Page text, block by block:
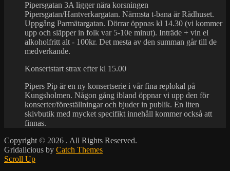
Pipersgatan 3A ligger nära korsningen
Pipersgatan/Hantverkargatan. Närmsta t-bana är Rådhuset.
Uppgång Parmätargatan. Dörrar öppnas kl 14.30 (vi kommer
upp och släpper in folk var 5-10e minut). Inträde + vin el
alkoholfritt alt - 100kr. Det mesta av den summan går till de
medverkande.
Konsertstart strax efter kl 15.00
Pipers Pip är en ny konsertserie i vår fina replokal på
Kungsholmen. Någon gång ibland öppnar vi upp den för
konserter/föreställningar och bjuder in publik. En liten
skivbutik med mycket specifikt innehåll kommer också att
finnas.
Copyright © 2026 . All Rights Reserved.
Gridalicious by Catch Themes
Scroll Up